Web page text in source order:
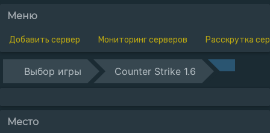
Меню
Добавить сервер Мониторинг серверов Расскрутка
Выбор игры Counter Strike 1.6
Место